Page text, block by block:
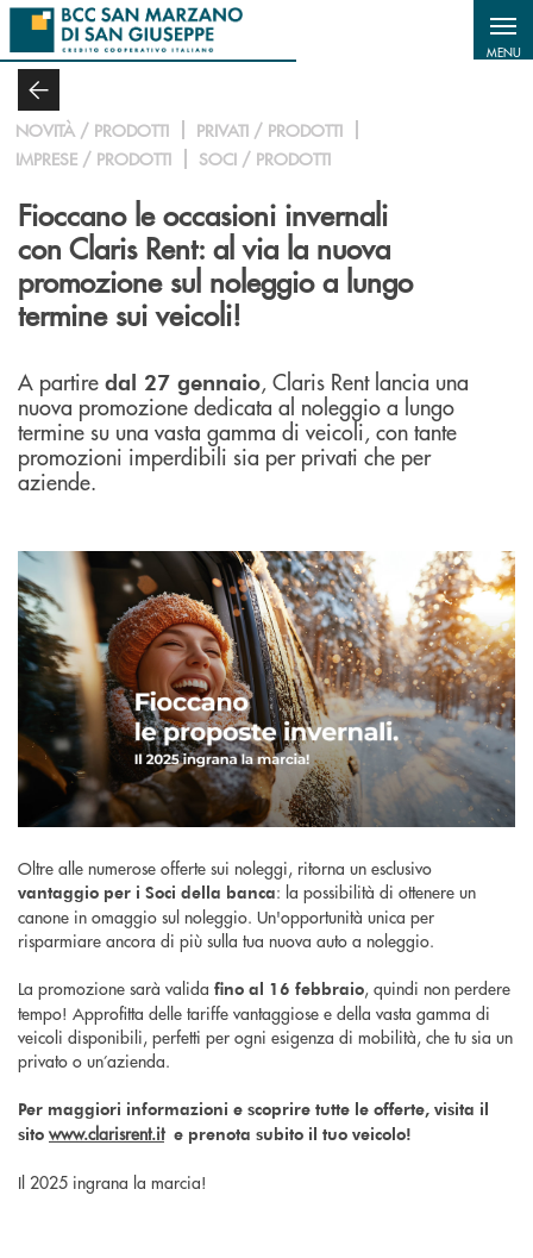
Salta al contenuto principale
MENU
NOVITÀ / PRODOTTI
PRIVATI / PRODOTTI
IMPRESE / PRODOTTI
SOCI / PRODOTTI
Fioccano le occasioni invernali
con Claris Rent: al via la nuova
promozione sul noleggio a lungo
termine sui veicoli!
A partire dal 27 gennaio, Claris Rent lancia una
nuova promozione dedicata al noleggio a lungo
termine su una vasta gamma di veicoli, con tante
promozioni imperdibili sia per privati che per
aziende.
Oltre alle numerose offerte sui noleggi, ritorna un esclusivo
vantaggio per i Soci della banca: la possibilità di ottenere un
canone in omaggio sul noleggio. Un'opportunità unica per
risparmiare ancora di più sulla tua nuova auto a noleggio.
La promozione sarà valida fino al 16 febbraio, quindi non perdere
tempo! Approfitta delle tariffe vantaggiose e della vasta gamma di
veicoli disponibili, perfetti per ogni esigenza di mobilità, che tu sia un
privato o un’azienda.
Per maggiori informazioni e scoprire tutte le offerte, visita il
sitowww.clarisrent.ite prenota subito il tuo veicolo!
Il 2025 ingrana la marcia!